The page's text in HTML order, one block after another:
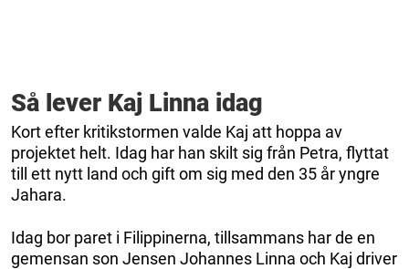
Så lever Kaj Linna idag
Kort efter kritikstormen valde Kaj att hoppa av
projektet helt. Idag har han skilt sig från Petra, flyttat
till ett nytt land och gift om sig med den 35 år yngre
Jahara.
Idag bor paret i Filippinerna, tillsammans har de en
gemensan son Jensen Johannes Linna och Kaj driver